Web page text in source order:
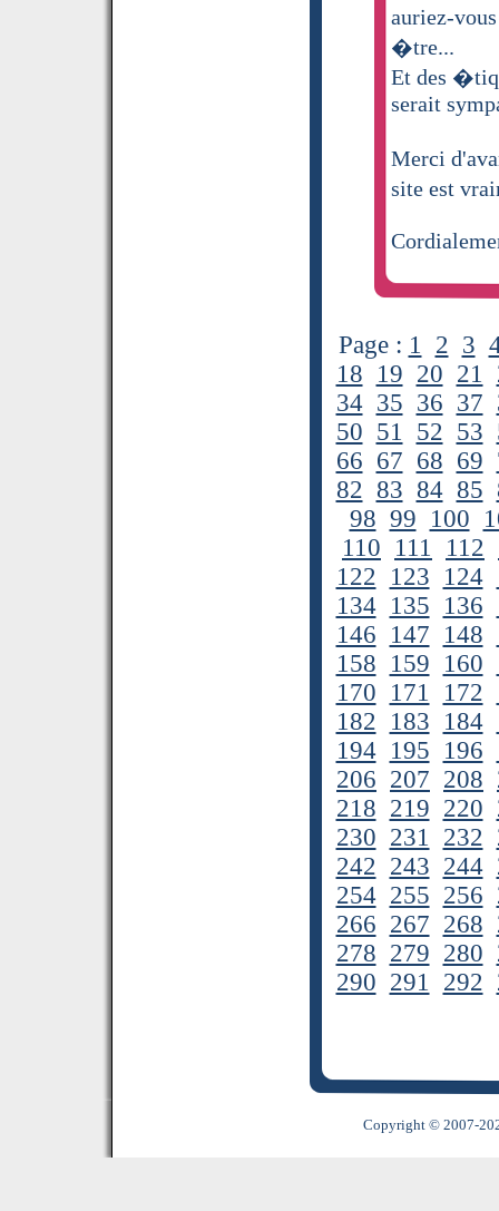
auriez-
�tre...
Et des
serait
Merci
site est
Page : 1 2 3
18 19 20 21
34 35 36 37
50 51 52 53
66 67 68 69
82 83 84 85
98 99 100
110 111 112
122 123 124
134 135 136
146 147 148
158 159 160
170 171 172
182 183 184
194 195 196
206 207 208
218 219 220
230 231 232
242 243 244
254 255 256
266 267 268
278 279 280
290 291 292
Copyright © 2007-